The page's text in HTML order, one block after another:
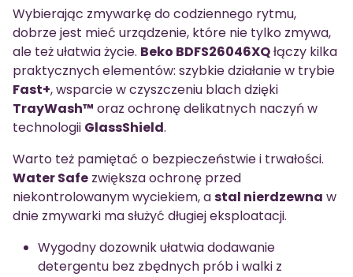
Wybierając zmywarkę do codziennego rytmu,
dobrze jest mieć urządzenie, które nie tylko zmywa,
ale też ułatwia życie. Beko BDFS26046XQłączy kilka
praktycznych elementów: szybkie działanie w trybie
Fast+, wsparcie w czyszczeniu blach dzięki
TrayWash™ oraz ochronę delikatnych naczyń w
technologii GlassShield.
Warto też pamiętać o bezpieczeństwie i trwałości.
Water Safe zwiększa ochronę przed
niekontrolowanym wyciekiem, astal nierdzewna w
dnie zmywarki ma służyć długiej eksploatacji.
Wygodny dozownik ułatwia dodawanie
detergentu bez zbędnych prób i walki z